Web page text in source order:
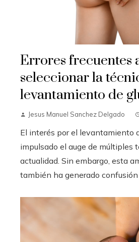
Errores frecuentes
seleccionar la
levantamiento de
Jesus Manuel Sanchez Delgado
El interés por el levantamiento
impulsado el auge de múltiples
actualidad. Sin embargo, esta
también ha generado confusión